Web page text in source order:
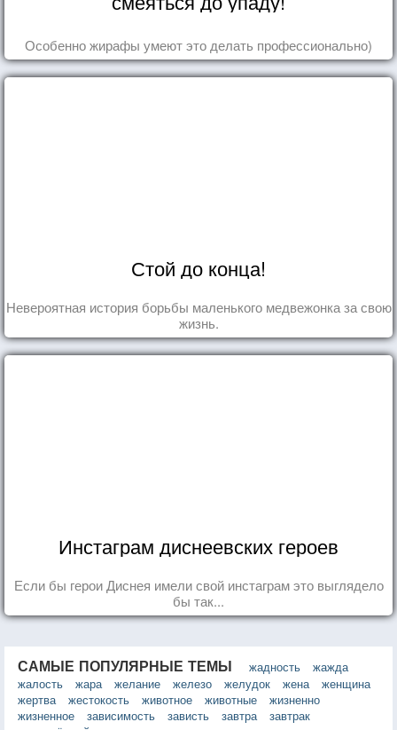
Особенно жирафы умеют это делать профессионально)
Стой до конца!
Невероятная история борьбы маленького медвежонка за свою
жизнь.
Инстаграм диснеевских героев
Если бы герои Диснея имели свой инстаграм это выглядело
бы так...
САМЫЕ ПОПУЛЯРНЫЕ ТЕМЫ жадность
жажда
жалость
жара желание железо желудок жена
женщина
жертва
жестокость животное животные
жизненно
жизненное
зависимость зависть завтра
завтрак